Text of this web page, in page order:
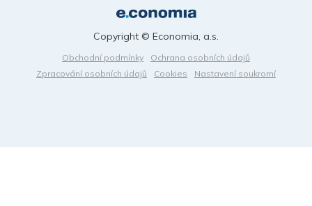
Obchodní podmínky
Ochrana osobních údajů
Zpracování osobních údajů
Cookies Nastavení soukromí
Copyright © Economia, a.s.